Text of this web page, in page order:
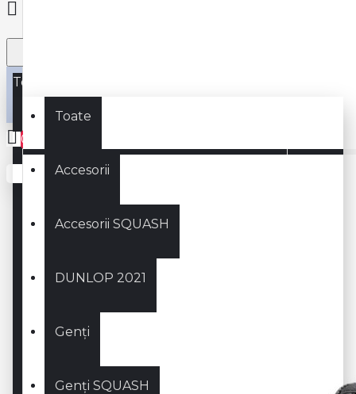
Toate
Toate
Accesorii
Accesorii SQUASH
DUNLOP 2021
Genți
Genți SQUASH
0
Coșul este gol!